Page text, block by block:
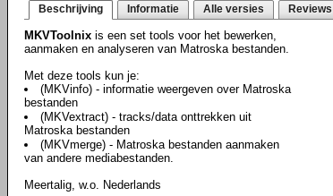
Beschrijving Informatie Alle versies Reviews
MKVToolnix is een set tools voor het bewerken,
aanmaken en analyseren van Matroska bestanden.
Met deze tools kun je:
(MKVinfo) - informatie weergeven over Matroska
bestanden
(MKVextract) - tracks/data onttrekken uit
Matroska bestanden
(MKVmerge) - Matroska bestanden aanmaken
van andere mediabestanden.
Meertalig, w.o. Nederlands